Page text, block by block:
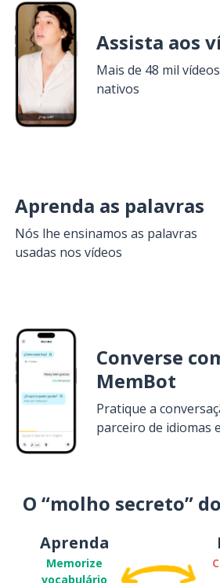
Assista aos
Mais de 48 mil
nativos
Aprenda as palavras
Nós lhe ensinamos as palavras
usadas nos vídeos
Converse
MemBot
Pratique a
parceiro de idiomas
O “molho secreto”
Aprenda
Memorize
vocabulário